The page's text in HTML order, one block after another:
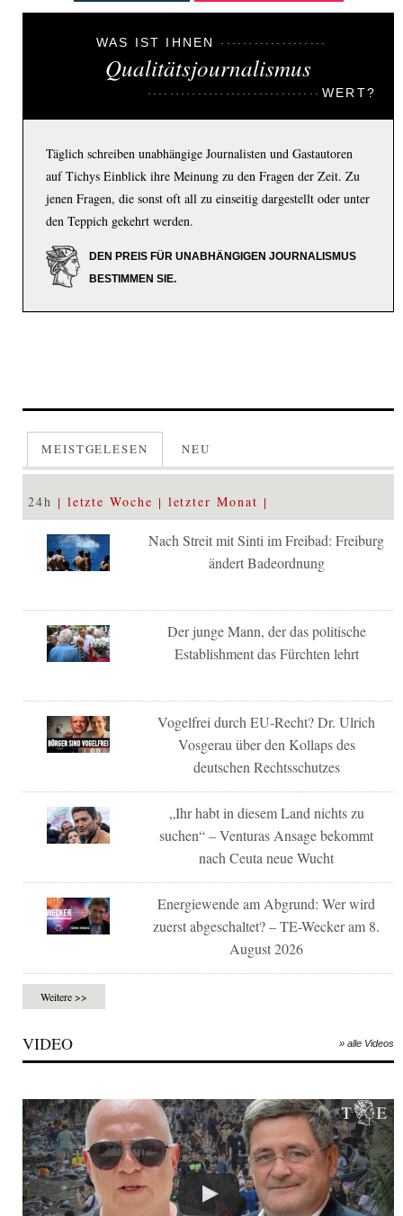
WAS IST IHNEN
Qualitätsjournalismus
WERT?
Täglich schreiben unabhängige Journalisten und Gastautoren
auf Tichys Einblick ihre Meinung zu den Fragen der Zeit. Zu
jenen Fragen, die sonst oft all zu einseitig dargestellt oder unter
den Teppich gekehrt werden.
DEN PREIS FÜR UNABHÄNGIGEN JOURNALISMUS
BESTIMMEN SIE.
MEISTGELESEN NEU
24h letzte Woche letzter Monat
Nach Streit mit Sinti im Freibad: Freiburg
ändert Badeordnung
Der junge Mann, der das politische
Establishment das Fürchten lehrt
Vogelfrei durch EU-Recht? Dr. Ulrich
Vosgerau über den Kollaps des
deutschen Rechtsschutzes
„Ihr habt in diesem Land nichts zu
suchen“ – Venturas Ansage bekommt
nach Ceuta neue Wucht
Energiewende am Abgrund: Wer wird
zuerst abgeschaltet? – TE-Wecker am 8.
August 2026
Weitere >>
VIDEO » alle Videos